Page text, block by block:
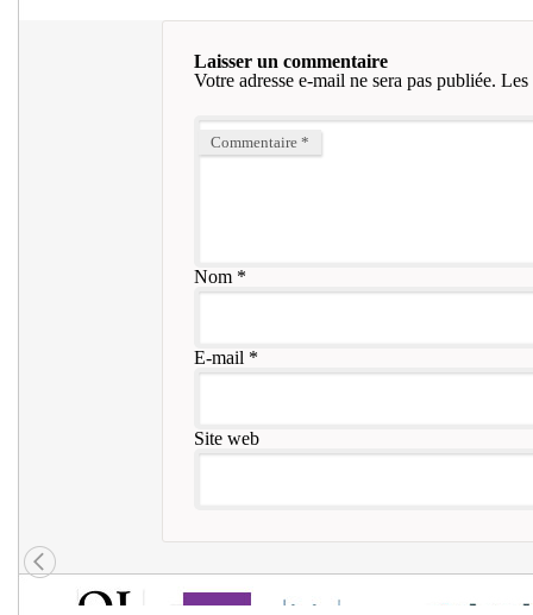
Laisser un commentaire
Votre adresse e-mail ne sera pas publiée. Les
Commentaire *
Nom*
E-mail *
Site web